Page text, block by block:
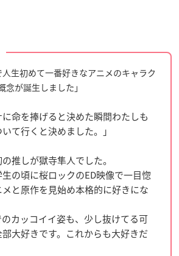
人生初めて一番好きなアニメのキャラク
念が誕生しました」
に命を捧げると決めた瞬間わたしも
て行くと決めました。」
推しが獄寺隼人でした。
の頃に桜ロックのED映像で一目惚
と原作を見始め本格的に好きにな
カッコイイ姿も、少し抜けてる可
大好きです。これからも大好きだ